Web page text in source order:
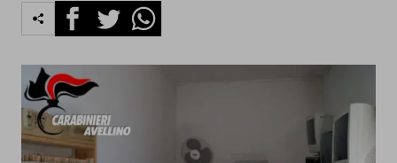
FacebookTwitterWhatsapp